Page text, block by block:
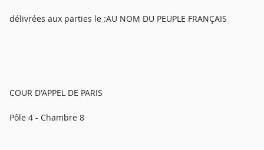
délivrées aux parties le :AU NOM DU PEUPLE FRANÇAIS
COUR D'APPEL DE PARIS
Pôle 4 - Chambre 8